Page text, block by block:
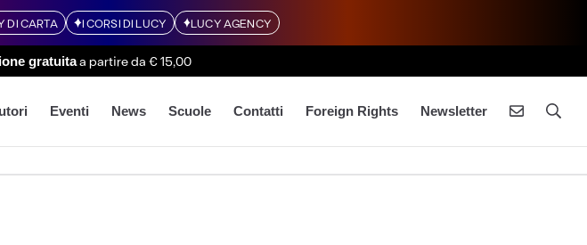
DI CARTA I CORSI DI LUCY LUCY AGENCY
gratuitaa partire da € 15,00
Eventi News Scuole Contatti Foreign Rights Newsletter